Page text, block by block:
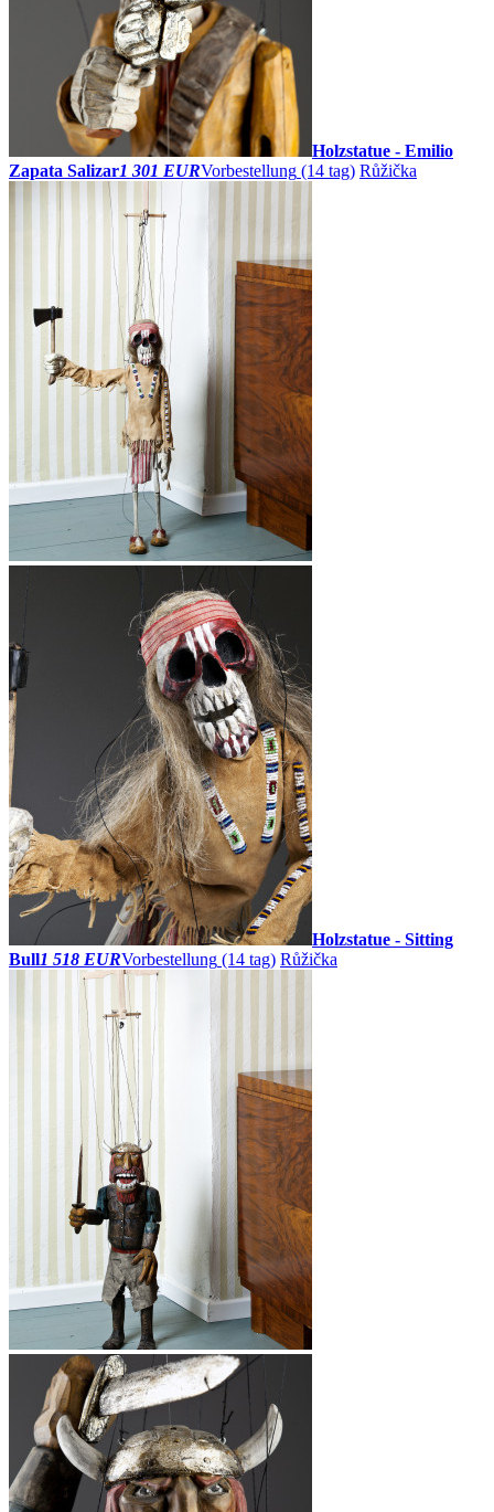
Holzstatue - Emilio
Zapata Salizar1 301 EURVorbestellung (14 tag) Růžička
Holzstatue - Sitting
Bull1 518 EURVorbestellung (14 tag) Růžička